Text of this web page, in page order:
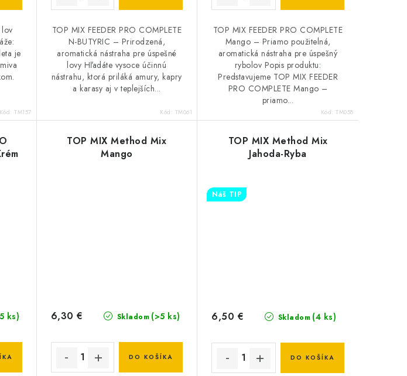
je
Kód:TM157
TOP MIX FEEDER PRO COMPLETE
N-BUTYRIC – Prirodzená,
aromatická nástraha pre úspešné
lovy Hľadáte vysoce účinnú
nástrahu, ktorá priláká amury, kapry
a karasy aj v teplejších...
Kód: TM061
TOP MIX FEEDER PRO COMPLETE
Mango – Priamo použitelná,
aromatická nástraha pre úspešný
rybolov Popis produktu:
Predstavujeme TOP MIX FEEDER
PRO COMPLETE Mango –
priamo...
Kód:TM058
ks)
TOP MIX Method Mix
Mango
Skladom (>5 ks)
6,30 €
DO KOŠÍKA
TOP MIX Method Mix
Jahoda-Ryba
Náš TIP
Skladom (4 ks)
6,50 €
DO KOŠÍKA